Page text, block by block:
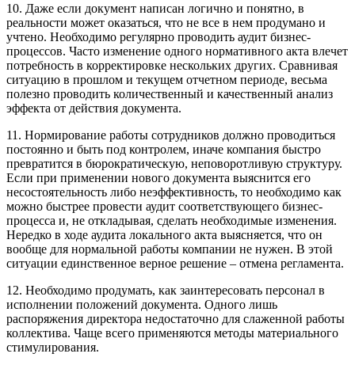
10. Даже если документ написан логично и понятно, в
реальности может оказаться, что не все в нем продумано и
учтено. Необходимо регулярно проводить аудит бизнес-
процессов. Часто изменение одного нормативного акта влечет
потребность в корректировке нескольких других. Сравнивая
ситуацию в прошлом и текущем отчетном периоде, весьма
полезно проводить количественный и качественный анализ
эффекта от действия документа.
11. Нормирование работы сотрудников должно проводиться
постоянно и быть под контролем, иначе компания быстро
превратится в бюрократическую, неповоротливую структуру.
Если при применении нового документа выяснится его
несостоятельность либо неэффективность, то необходимо как
можно быстрее провести аудит соответствующего бизнес-
процесса и, не откладывая, сделать необходимые изменения.
Нередко в ходе аудита локального акта выясняется, что он
вообще для нормальной работы компании не нужен. В этой
ситуации единственное верное решение – отмена регламента.
12. Необходимо продумать, как заинтересовать персонал в
исполнении положений документа. Одного лишь
распоряжения директора недостаточно для слаженной работы
коллектива. Чаще всего применяются методы материального
стимулирования.